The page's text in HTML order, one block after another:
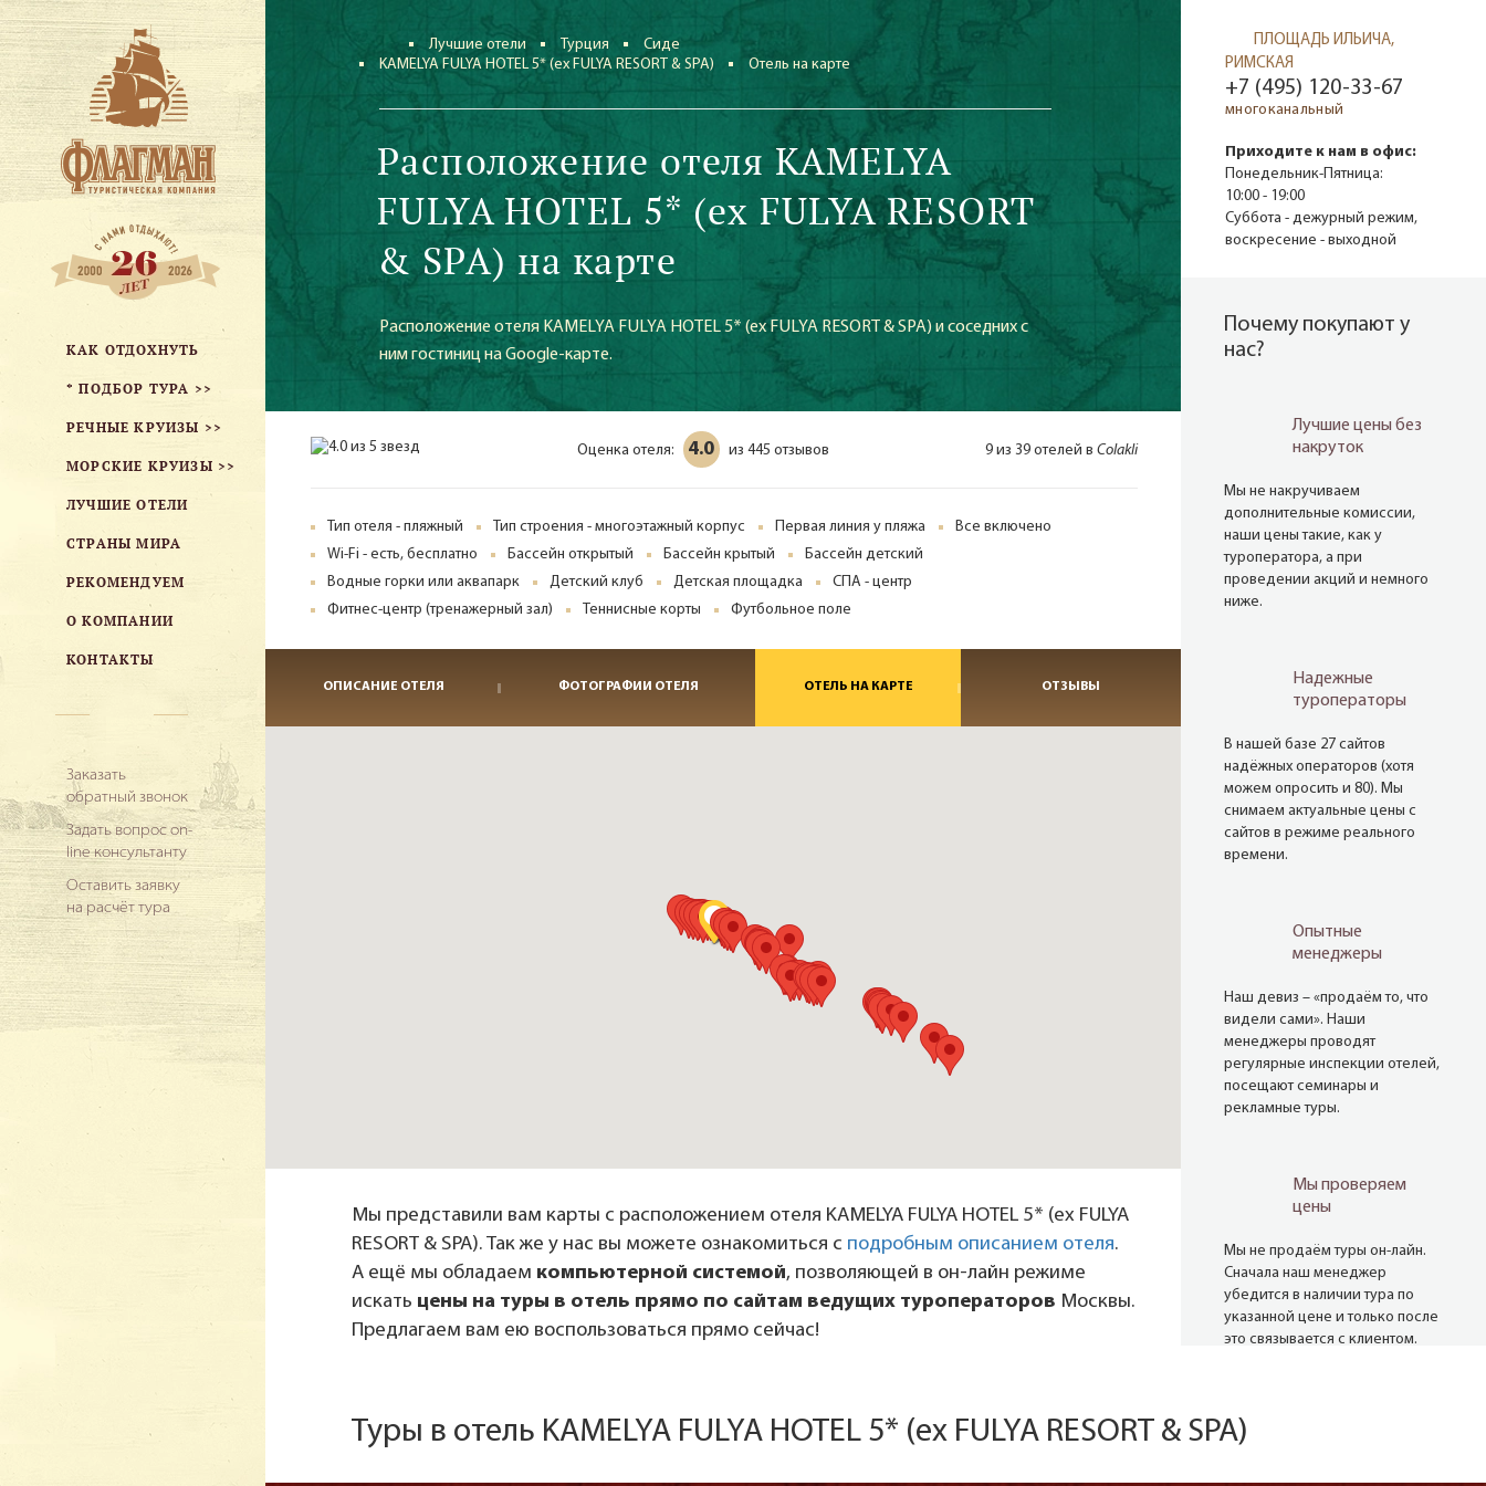
КАК ОТДОХНУТЬ
* ПОДБОР ТУРА >>
РЕЧНЫЕ КРУИЗЫ >>
МОРСКИЕ КРУИЗЫ >>
ЛУЧШИЕ ОТЕЛИ
СТРАНЫ МИРА
РЕКОМЕНДУЕМ
О КОМПАНИИ
КОНТАКТЫ
Заказать
обратный звонок
Задать вопрос on-
line консультанту
Оставить заявку
на расчёт тура
Лучшие отели Турция
Сиде
KAMELYA FULYA HOTEL 5* (ех FULYA RESORT & SPA)
Отель на карте
Расположение отеля KAMELYA
FULYA HOTEL 5* (ех FULYA RESORT
& SPA) на карте
Расположение отеля KAMELYA FULYA HOTEL 5* (ех FULYA RESORT & SPA) и соседних с
ним гостиниц на Google-карте.
Оценка отеля: 4.0 из 445 отзывов 9 из 39 отелей в Colakli
Тип отеля - пляжный Тип строения - многоэтажный корпус Первая линия у пляжа
Все включено
Wi-Fi - есть, бесплатно
Бассейн открытый Бассейн крытый
Бассейн детский
Водные горки или аквапарк
Детский клуб Детская площадка
СПА - центр
Фитнес-центр (тренажерный зал)
Теннисные корты Футбольное поле
ОПИСАНИЕ ОТЕЛЯ ФОТОГРАФИИ ОТЕЛЯ ОТЕЛЬ НА КАРТЕ ОТЗЫВЫ
Мы представили вам карты с расположением отеля KAMELYA FULYA HOTEL 5* (ех FULYA
RESORT & SPA). Так же у нас вы можете ознакомиться с подробным описанием отеля.
А ещё мы обладаем компьютерной системой, позволяющей в он-лайн режиме
искать цены на туры в отель прямо по сайтам ведущих туроператоров Москвы.
Предлагаем вам ею воспользоваться прямо сейчас!
ПЛОЩАДЬ ИЛЬИЧА,
РИМСКАЯ
+7 (495) 120-33-67
многоканальный
Приходите к нам в офис:
Понедельник-Пятница:
10:00 - 19:00
Суббота - дежурный режим,
воскресение - выходной
Почему покупают у
нас?
Лучшие цены без
накруток
Мы не накручиваем
дополнительные комиссии,
наши цены такие, как у
туроператора, а при
проведении акций и немного
ниже.
Надежные
туроператоры
В нашей базе 27 сайтов
надёжных операторов (хотя
можем опросить и 80). Мы
снимаем актуальные цены с
сайтов в режиме реального
времени.
Опытные
менеджеры
Наш девиз – «продаём то, что
видели сами». Наши
менеджеры проводят
регулярные инспекции отелей,
посещают семинары и
рекламные туры.
Мы проверяем
цены
Мы не продаём туры он-лайн.
Сначала наш менеджер
убедится в наличии тура по
указанной цене и только после
это связывается с клиентом.
Туры в отель KAMELYA FULYA HOTEL 5* (ех FULYA RESORT & SPA)